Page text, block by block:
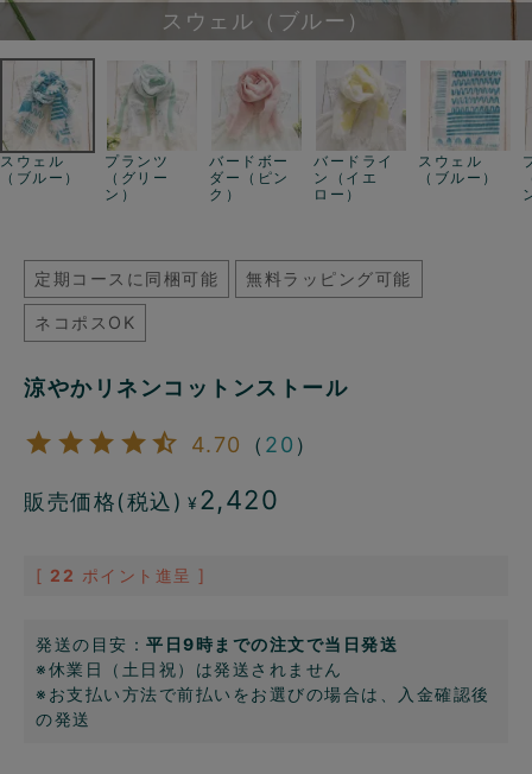
スウェル（ブルー）
スウェル
（ブルー）
プランツ
（グリー
ン）
バードボー
ダー（ピン
ク）
バードライ
ン（イエ
ロー）
スウェル
（ブルー）
定期コースに同梱可能 無料ラッピング可能
ネコポスOK
涼やかリネンコットンストール
4.70 （ 20 ）
販売価格(税込) ¥ 2,420
[ 22 ポイント進呈 ]
発送の目安： 平日9時までの注文で当日発送
※休業日（土日祝）は発送されません
※お支払い方法で前払いをお選びの場合は、入金確認後
の発送